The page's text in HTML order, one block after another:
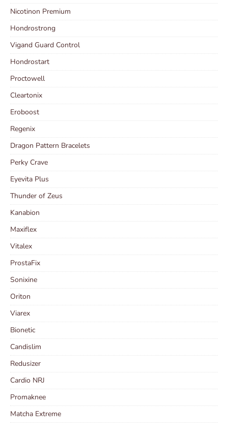
Nicotinon Premium
Hondrostrong
Vigand Guard Control
Hondrostart
Proctowell
Cleartonix
Eroboost
Regenix
Dragon Pattern Bracelets
Perky Crave
Eyevita Plus
Thunder of Zeus
Kanabion
Maxiflex
Vitalex
ProstaFix
Sonixine
Oriton
Viarex
Bionetic
Candislim
Redusizer
Cardio NRJ
Promaknee
Matcha Extreme